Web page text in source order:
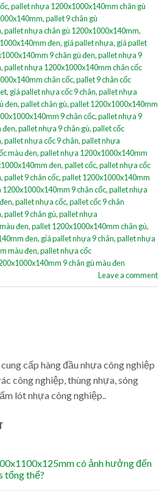
,pallet nhựa 1200x1000x140mm chân gù
,pallet 9 chân gù
,pallet nhựa chân gù 1200x1000x140mm,
đen, giá pallet nhựa, giá pallet
9 chân gù đen,pallet nhựa 9
,pallet nhựa 1200x1000x140mm chân cốc
chân cốc,pallet 9 chân cốc
, giá pallet nhựa cốc 9 chân,pallet nhựa
đen,pallet chân gù,pallet 1200x1000x140mm
9 chân cốc,pallet nhựa 9
đen,pallet nhựa 9 chân gù,pallet cốc
,pallet nhựa cốc 9 chân,pallet nhựa
màu đen,pallet nhựa 1200x1000x140mm
đen,pallet cốc,pallet nhựa cốc
,pallet 9 chân cốc,pallet 1200x1000x140mm
9 chân cốc,pallet nhựa
,pallet nhựa cốc,pallet cốc 9 chân
,pallet 9 chân gù,pallet nhựa
đen,pallet 1200x1000x140mm chân gù,
đen, giá pallet nhựa 9 chân,pallet nhựa
màu đen,pallet nhựa cốc
9 chân gù màu đen
Leave a comment
cấp hàng đầu nhựa công nghiệp
công nghiệp, thùng nhựa, sóng
lót nhựa công nghiệp..
có ảnh hưởng đến
tổng thể?